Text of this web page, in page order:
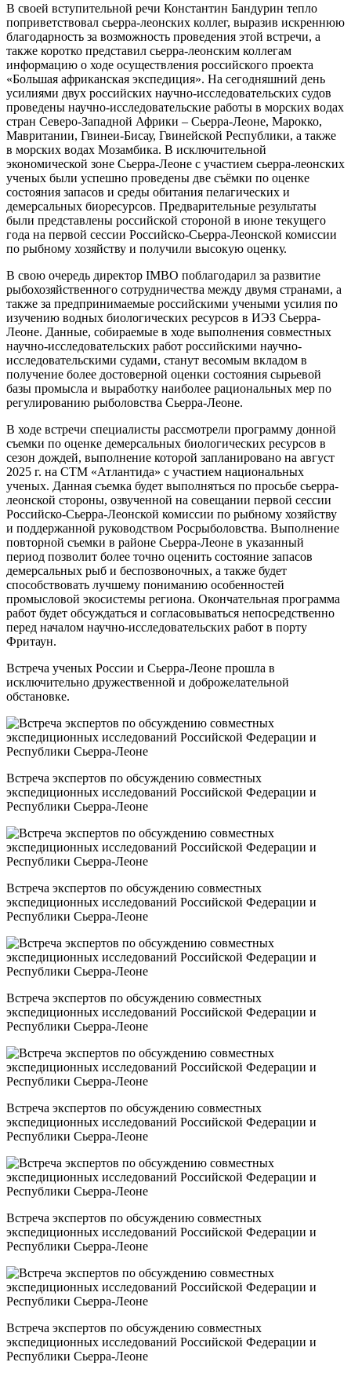
В своей вступительной речи Константин Бандурин тепло
поприветствовал сьерра-леонских коллег, выразив искреннюю
благодарность за возможность проведения этой встречи, а
также коротко представил сьерра-леонским коллегам
информацию о ходе осуществления российского проекта
«Большая африканская экспедиция». На сегодняшний день
усилиями двух российских научно-исследовательских судов
проведены научно-исследовательские работы в морских водах
стран Северо-Западной Африки – Сьерра-Леоне, Марокко,
Мавритании, Гвинеи-Бисау, Гвинейской Республики, а также
в морских водах Мозамбика. В исключительной
экономической зоне Сьерра-Леоне с участием сьерра-леонских
ученых были успешно проведены две съёмки по оценке
состояния запасов и среды обитания пелагических и
демерсальных биоресурсов. Предварительные результаты
были представлены российской стороной в июне текущего
года на первой сессии Российско-Сьерра-Леонской комиссии
по рыбному хозяйству и получили высокую оценку.
В свою очередь директор IMBO поблагодарил за развитие
рыбохозяйственного сотрудничества между двумя странами, а
также за предпринимаемые российскими учеными усилия по
изучению водных биологических ресурсов в ИЭЗ Сьерра-
Леоне. Данные, собираемые в ходе выполнения совместных
научно-исследовательских работ российскими научно-
исследовательскими судами, станут весомым вкладом в
получение более достоверной оценки состояния сырьевой
базы промысла и выработку наиболее рациональных мер по
регулированию рыболовства Сьерра-Леоне.
В ходе встречи специалисты рассмотрели программу донной
съемки по оценке демерсальных биологических ресурсов в
сезон дождей, выполнение которой запланировано на август
2025 г. на СТМ «Атлантида» с участием национальных
ученых. Данная съемка будет выполняться по просьбе сьерра-
леонской стороны, озвученной на совещании первой сессии
Российско-Сьерра-Леонской комиссии по рыбному хозяйству
и поддержанной руководством Росрыболовства. Выполнение
повторной съемки в районе Сьерра-Леоне в указанный
период позволит более точно оценить состояние запасов
демерсальных рыб и беспозвоночных, а также будет
способствовать лучшему пониманию особенностей
промысловой экосистемы региона. Окончательная программа
работ будет обсуждаться и согласовываться непосредственно
перед началом научно-исследовательских работ в порту
Фритаун.
Встреча ученых России и Сьерра-Леоне прошла в
исключительно дружественной и доброжелательной
обстановке.
Встреча экспертов по обсуждению совместных
экспедиционных исследований Российской Федерации и
Республики Сьерра-Леоне
Встреча экспертов по обсуждению совместных
экспедиционных исследований Российской Федерации и
Республики Сьерра-Леоне
Встреча экспертов по обсуждению совместных
экспедиционных исследований Российской Федерации и
Республики Сьерра-Леоне
Встреча экспертов по обсуждению совместных
экспедиционных исследований Российской Федерации и
Республики Сьерра-Леоне
Встреча экспертов по обсуждению совместных
экспедиционных исследований Российской Федерации и
Республики Сьерра-Леоне
Встреча экспертов по обсуждению совместных
экспедиционных исследований Российской Федерации и
Республики Сьерра-Леоне